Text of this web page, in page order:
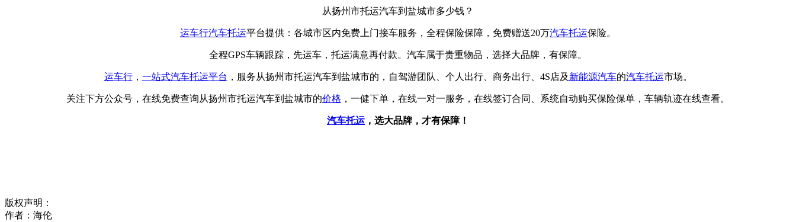
从扬州市托运汽车到盐城市多少钱？
运车行汽车托运平台提供：各城市区内免费上门接车服务，全程保险保障，免费赠送20万汽车托运保险。
全程GPS车辆跟踪，先运车，托运满意再付款。汽车属于贵重物品，选择大品牌，有保障。
运车行， 一站式汽车托运平台 ，服务从扬州市托运汽车到盐城市的，自驾游团队、个人出行、商务出行、4S店及 新能源汽车的汽车托运市场。
关注下方公众号，在线免费查询从扬州市托运汽车到盐城市的价格 ，一健下单，在线一对一服务，在线签订合同、系统自动购买保险保单，车辆轨迹在线查看。
汽车托运 ，选大品牌，才有保障！
版权声明：
作者：海伦